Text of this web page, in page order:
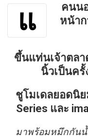
แ
คนน
หน้าก
ขึ้นแท่นเจ้าตลา
นิ้วเป็นครั้
ชูโมเดลยอดนิย
Series และ
มาพร้อมหมึกกัน